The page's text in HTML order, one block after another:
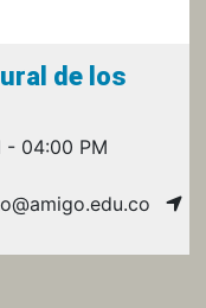
de los
- 04:00 PM